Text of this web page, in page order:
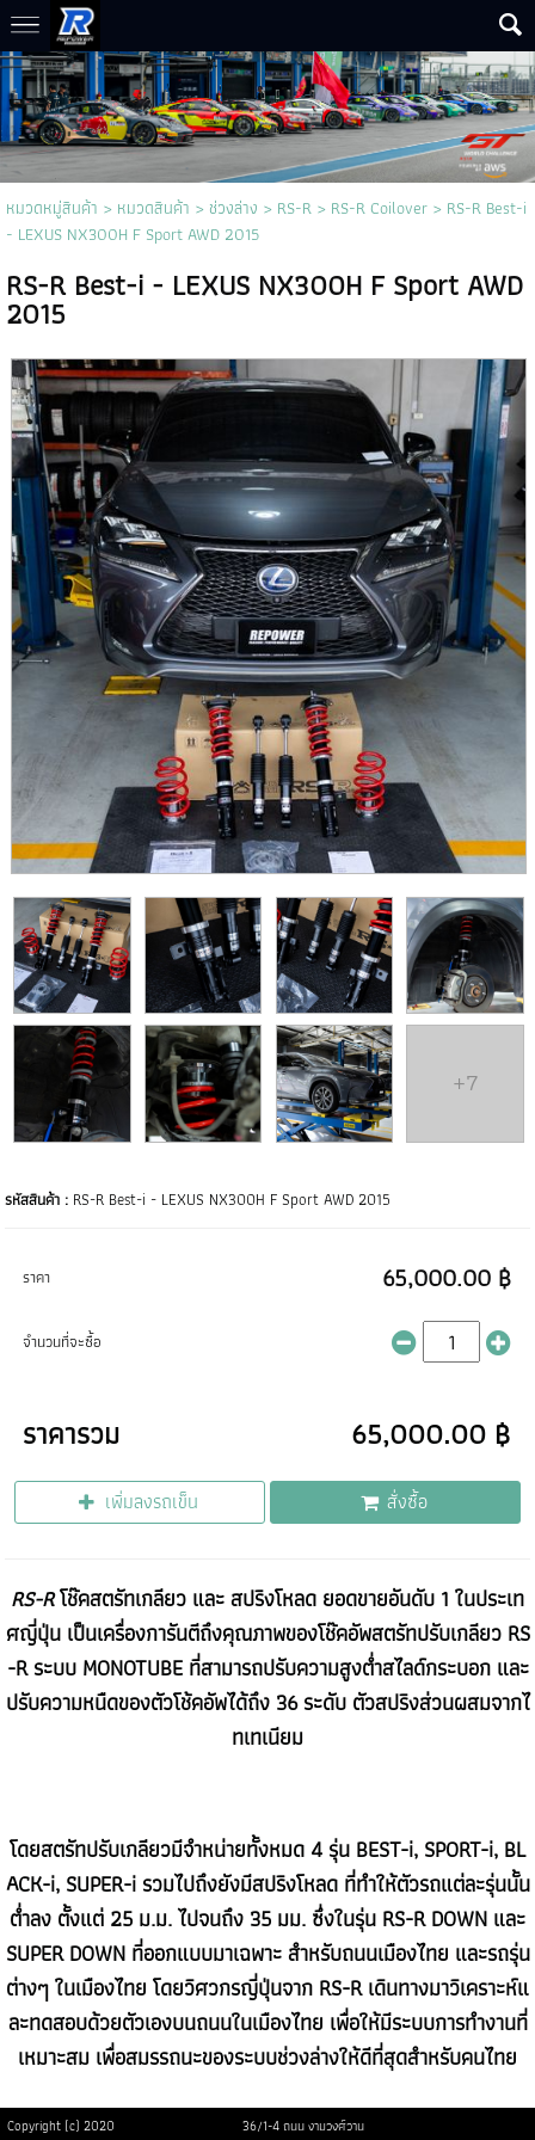
หมวดหมู่สินค้า > หมวดสินค้า > ช่วงล่าง > RS-R> RS-R Coilover> RS-R Best-i
- LEXUS NX300H F Sport AWD 2015
RS-R Best-i - LEXUS NX300H F Sport AWD
2015
+7
รหัสสินค้า : RS-R Best-i - LEXUS NX300H F Sport AWD 2015
ราคา 65,000.00 ฿
จำนวนที่จะซื้อ
ราคารวม 65,000.00 ฿
เพิ่มลงรถเข็น สั่งซื้อ
RS-Rโช๊คสตรัทเกลียว และ สปริงโหลด ยอดขายอันดับ 1 ในประเท
ศญี่ปุ่น เป็นเครื่องการันตีถึงคุณภาพของโช๊คอัพสตรัทปรับเกลียว RS
-R ระบบ MONOTUBE ที่สามารถปรับความสูงต่ำสไลด์กระบอก และ
ปรับความหนืดของตัวโช้คอัพได้ถึง 36 ระดับ ตัวสปริงส่วนผสมจากไ
ทเทเนียม
โดยสตรัทปรับเกลียวมีจำหน่ายทั้งหมด 4 รุ่น BEST-i, SPORT-i, BL
ACK-i, SUPER-i รวมไปถึงยังมีสปริงโหลด ที่ทำให้ตัวรถแต่ละรุ่นนั้น
ต่ำลง ตั้งแต่ 25 ม.ม. ไปจนถึง 35 มม. ซึ่งในรุ่น RS-R DOWN และ
SUPER DOWN ที่ออกแบบมาเฉพาะ สำหรับถนนเมืองไทย และรถรุ่น
ต่างๆ ในเมืองไทย โดยวิศวกรญี่ปุ่นจาก RS-R เดินทางมาวิเคราะห์แ
ละทดสอบด้วยตัวเองบนถนนในเมืองไทย เพื่อให้มีระบบการทำงานที่
เหมาะสม เพื่อสมรรถนะของระบบช่วงล่างให้ดีที่สุดสำหรับคนไทย
Copyright (c) 2020
36/1-4 ถนน งามวงศ์วาน